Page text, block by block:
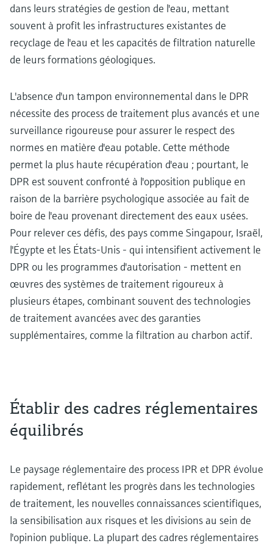
dans leurs stratégies de gestion de l'eau, mettant
souvent à profit les infrastructures existantes de
recyclage de l'eau et les capacités de filtration naturelle
de leurs formations géologiques.
L'absence d'un tampon environnemental dans le DPR
nécessite des process de traitement plus avancés et une
surveillance rigoureuse pour assurer le respect des
normes en matière d'eau potable. Cette méthode
permet la plus haute récupération d'eau ; pourtant, le
DPR est souvent confronté à l'opposition publique en
raison de la barrière psychologique associée au fait de
boire de l'eau provenant directement des eaux usées.
Pour relever ces défis, des pays comme Singapour, Israël,
l'Égypte et les États-Unis - qui intensifient activement le
DPR ou les programmes d'autorisation - mettent en
œuvres des systèmes de traitement rigoureux à
plusieurs étapes, combinant souvent des technologies
de traitement avancées avec des garanties
supplémentaires, comme la filtration au charbon actif.
Établir des cadres réglementaires
équilibrés
Le paysage réglementaire des process IPR et DPR évolue
rapidement, reflétant les progrès dans les technologies
de traitement, les nouvelles connaissances scientifiques,
la sensibilisation aux risques et les divisions au sein de
l'opinion publique. La plupart des cadres réglementaires